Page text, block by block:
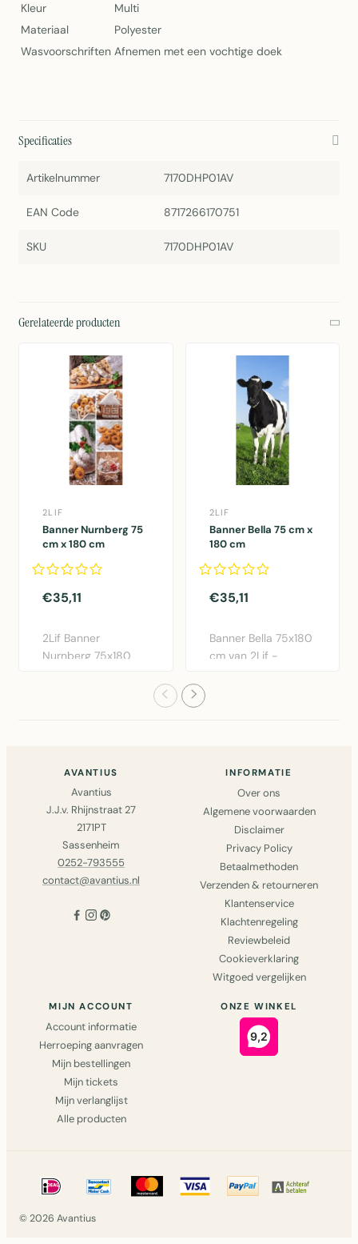
Kleur
Multi
Materiaal
Polyester
Wasvoorschriften Afnemen met een vochtige doek
Specificaties
Artikelnummer 7170DHP01AV
EAN Code 8717266170751
SKU 7170DHP01AV
Gerelateerde producten
2LIF
Banner Nurnberg 75
cm x 180 cm
€35,11
2Lif Banner
Nurnberg 75x180
2LIF
Banner Bella 75 cm x
180 cm
€35,11
Banner Bella 75x180
cm van 2Lif -
AVANTIUS
Avantius
J.J.v. Rhijnstraat 27
2171PT
Sassenheim
0252-793555
contact@avantius.nl
INFORMATIE
Over ons
Algemene voorwaarden
Disclaimer
Privacy Policy
Betaalmethoden
Verzenden & retourneren
Klantenservice
Klachtenregeling
Reviewbeleid
Cookieverklaring
Witgoed vergelijken
MIJN ACCOUNT
Account informatie
Herroeping aanvragen
Mijn bestellingen
Mijn tickets
Mijn verlanglijst
Alle producten
ONZE WINKEL
© 2026 Avantius